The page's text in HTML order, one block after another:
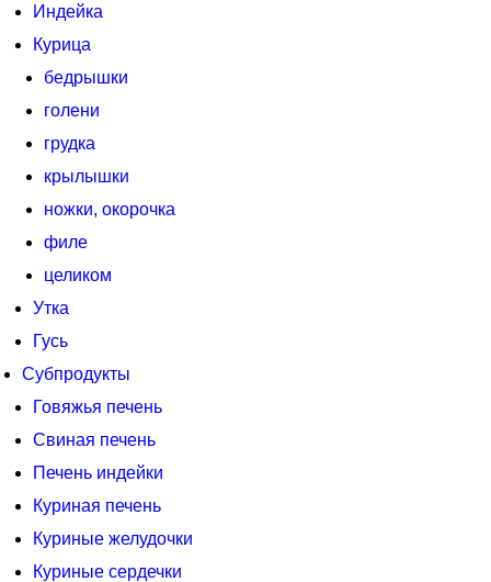
Индейка
Курица
бедрышки
голени
грудка
крылышки
ножки, окорочка
филе
целиком
Утка
Гусь
Субпродукты
Говяжья печень
Свиная печень
Печень индейки
Куриная печень
Куриные желудочки
Куриные сердечки